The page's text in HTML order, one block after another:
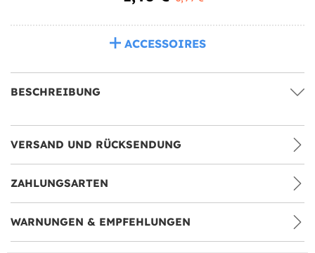
ACCESSOIRES
BESCHREIBUNG
VERSAND UND RÜCKSENDUNG
ZAHLUNGSARTEN
WARNUNGEN & EMPFEHLUNGEN